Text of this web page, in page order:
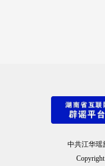
中共江华瑶